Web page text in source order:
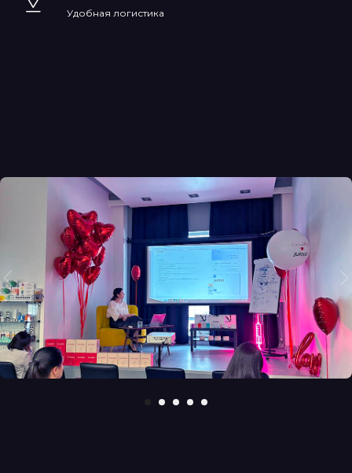
Удобная логистика